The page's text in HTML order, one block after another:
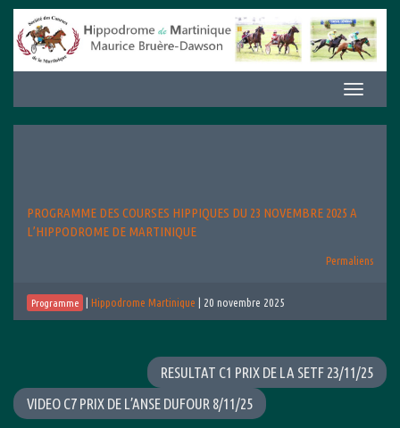
Aller
contenu
Afficher/
la
PROGRAMME DES COURSES HIPPIQUES DU 23 NOVEMBRE 2025 A
L’HIPPODROME DE MARTINIQUE
Permaliens
Programme | Hippodrome Martinique | 20 novembre 2025
RESULTAT C1 PRIX DE LA SETF 23/11/25
VIDEO C7 PRIX DE L’ANSE DUFOUR 8/11/25